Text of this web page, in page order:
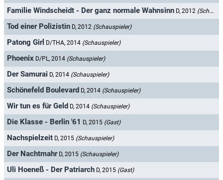
Familie Windscheidt - Der ganz normale Wahnsinn D, 2012 (Schauspieler)
Tod einer Polizistin D, 2012 (Schauspieler)
Patong Girl D/THA, 2014 (Schauspieler)
Phoenix D/PL, 2014 (Schauspieler)
Der Samurai D, 2014 (Schauspieler)
Schönefeld Boulevard D, 2014 (Schauspieler)
Wir tun es für Geld D, 2014 (Schauspieler)
Die Klasse - Berlin '61 D, 2015 (Gast)
Nachspielzeit D, 2015 (Schauspieler)
Der Nachtmahr D, 2015 (Schauspieler)
Uli Hoeneß - Der Patriarch D, 2015 (Gast)